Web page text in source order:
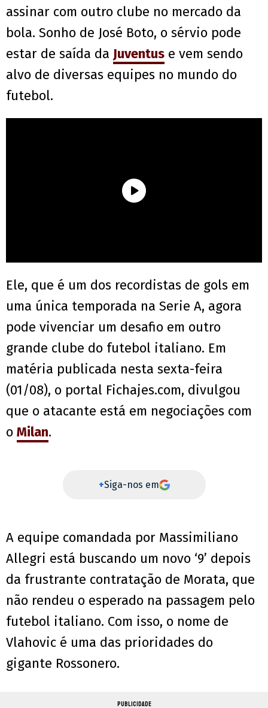
assinar com outro clube no mercado da
bola. Sonho de José Boto, o sérvio pode
estar de saída da Juventus e vem sendo
alvo de diversas equipes no mundo do
futebol.
Ele, que é um dos recordistas de gols em
uma única temporada na Serie A, agora
pode vivenciar um desafio em outro
grande clube do futebol italiano. Em
matéria publicada nesta sexta-feira
(01/08), o portal Fichajes.com, divulgou
que o atacante está em negociações com
o Milan.
+Siga-nos em
A equipe comandada por Massimiliano
Allegri está buscando um novo ‘9’ depois
da frustrante contratação de Morata, que
não rendeu o esperado na passagem pelo
futebol italiano. Com isso, o nome de
Vlahovic é uma das prioridades do
gigante Rossonero.
PUBLICIDADE